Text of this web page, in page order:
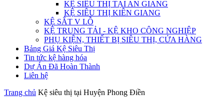
KỆ SIÊU THỊ TẠI AN GIANG
KỆ SIÊU THỊ KIÊN GIANG
KỆ SẮT V LỖ
KỆ TRUNG TẢI - KỆ KHO CÔNG NGHIỆP
PHỤ KIỆN, THIẾT BỊ SIÊU THỊ, CỬA HÀNG
Bảng Giá Kệ Siêu Thị
Tin tức kệ hàng hóa
Dự Án Đã Hoàn Thành
Liên hệ
Trang chủ Kệ siêu thị tại Huyện Phong Điền